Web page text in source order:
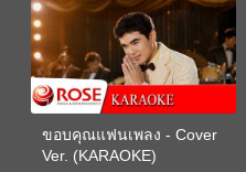
ขอบคุณแฟนเพลง - Cover
Ver. (KARAOKE)